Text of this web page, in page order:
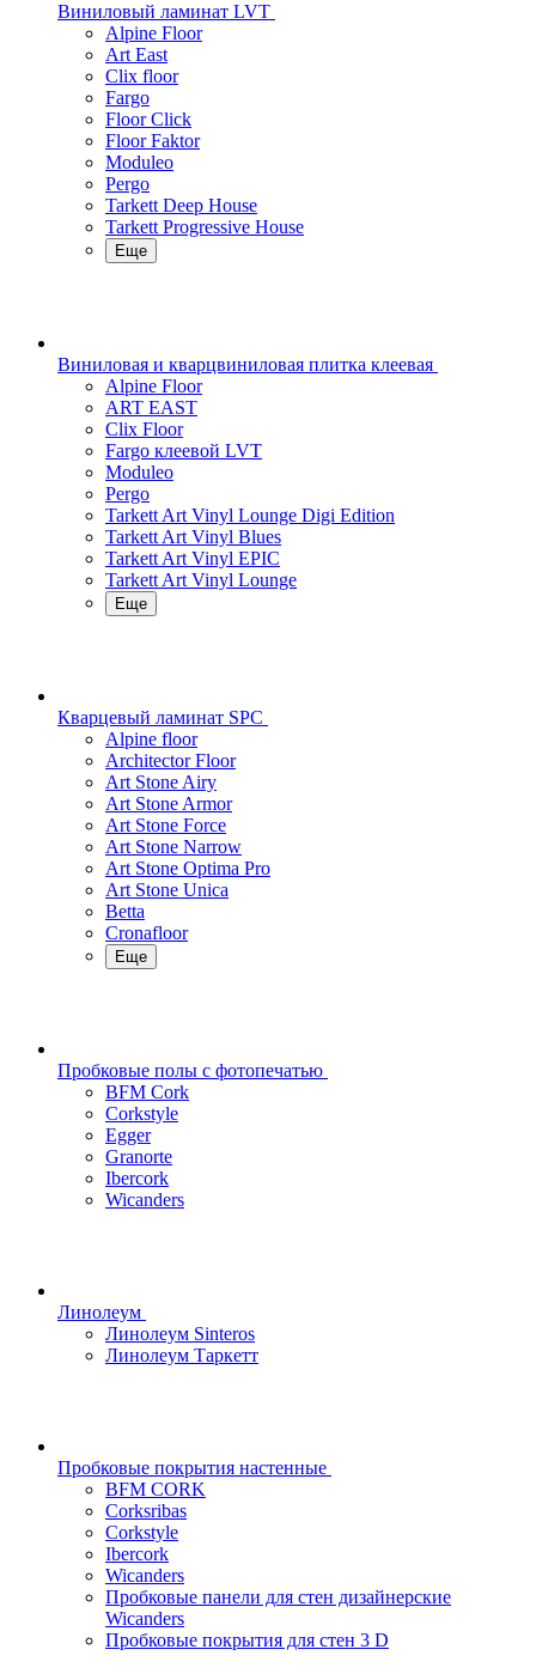
Виниловый ламинат LVT
Alpine Floor
Art East
Clix floor
Fargo
Floor Click
Floor Faktor
Moduleo
Pergo
Tarkett Deep House
Tarkett Progressive House
Еще
Виниловая и кварцвиниловая плитка клеевая
Alpine Floor
ART EAST
Clix Floor
Fargo клеевой LVT
Moduleo
Pergo
Tarkett Art Vinyl Lounge Digi Edition
Tarkett Art Vinyl Blues
Tarkett Art Vinyl EPIC
Tarkett Art Vinyl Lounge
Еще
Кварцевый ламинат SPC
Alpine floor
Architector Floor
Art Stone Airy
Art Stone Armor
Art Stone Force
Art Stone Narrow
Art Stone Optima Pro
Art Stone Unica
Betta
Cronafloor
Еще
Пробковые полы с фотопечатью
BFM Cork
Corkstyle
Egger
Granorte
Ibercork
Wicanders
Линолеум
Линолеум Sinteros
Линолеум Таркетт
Пробковые покрытия настенные
BFM CORK
Corksribas
Corkstyle
Ibercork
Wicanders
Пробковые панели для стен дизайнерские
Wicanders
Пробковые покрытия для стен 3 D